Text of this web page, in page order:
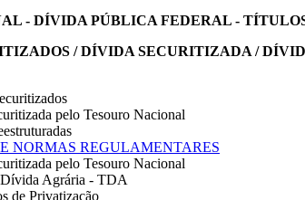
- DÍVIDA PÚBLICA FEDERAL -
/ DÍVIDA SECURITIZADA /
pelo Tesouro Nacional
NORMAS REGULAMENTARES
pelo Tesouro Nacional
Agrária - TDA
de Privatização